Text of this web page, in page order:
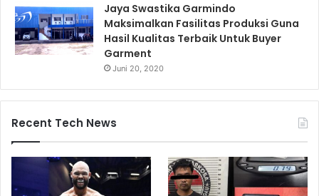
Jaya Swastika Garmindo
Maksimalkan Fasilitas Produksi Guna
Hasil Kualitas Terbaik Untuk Buyer
Garment
Juni 20, 2020
Recent Tech News